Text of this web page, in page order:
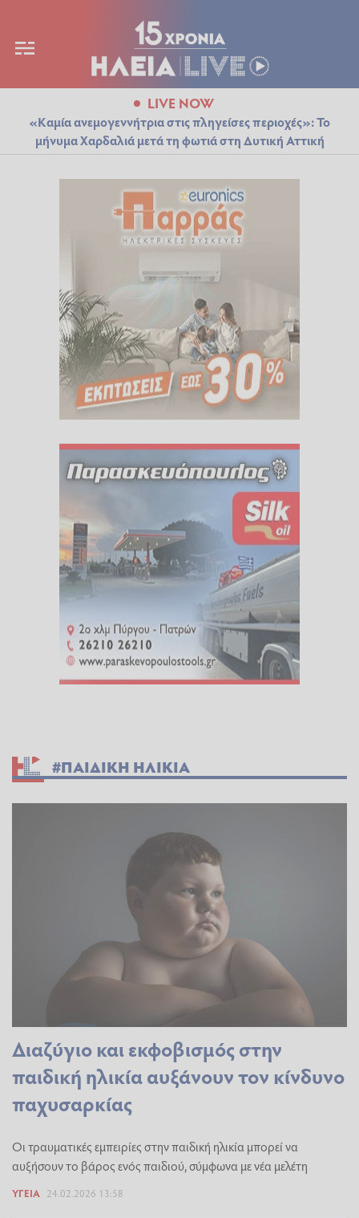
LIVE NOW
«Καμία ανεμογεννήτρια στις πληγείσες περιοχές»: Το
μήνυμα Χαρδαλιά μετά τη φωτιά στη Δυτική Αττική
#ΠΑΙΔΙΚΗ ΗΛΙΚΙΑ
Διαζύγιο και εκφοβισμός στην
παιδική ηλικία αυξάνουν τον κίνδυνο
παχυσαρκίας
Οι τραυματικές εμπειρίες στην παιδική ηλικία μπορεί να
αυξήσουν το βάρος ενός παιδιού, σύμφωνα με νέα μελέτη
ΥΓΕΊΑ 24.02.2026 13:58